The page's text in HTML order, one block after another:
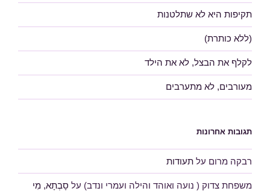
תקיפות היא לא שתלטנות
(ללא כותרת)
לקלף את הבצל, לא את הילד
מעורבים, לא מתערבים
תגובות אחרונות
רבקה מרום על תעודות
משפחת צדוק ( נועה ואוהד והילה ועמרי ונדב) על סָבְתָא, מִי